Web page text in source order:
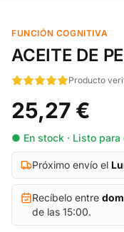
FUNCIÓN COGNITIVA
ACEITE DE
Producto
25,27 €
● En stock · Listo para
Próximo envío el
Recíbelo entre
de las 15:00.